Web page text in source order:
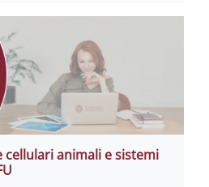
cellulari animali e sistemi